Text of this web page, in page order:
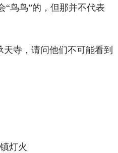
“鸟鸟”的，但那并不代表
寺，请问他们不可能看到
灯火